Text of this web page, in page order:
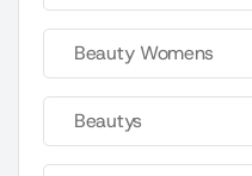
Beauty Womens
Beautys